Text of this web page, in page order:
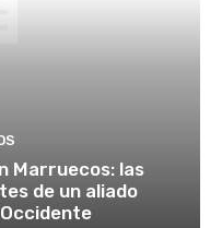
Marruecos: las
de un aliado